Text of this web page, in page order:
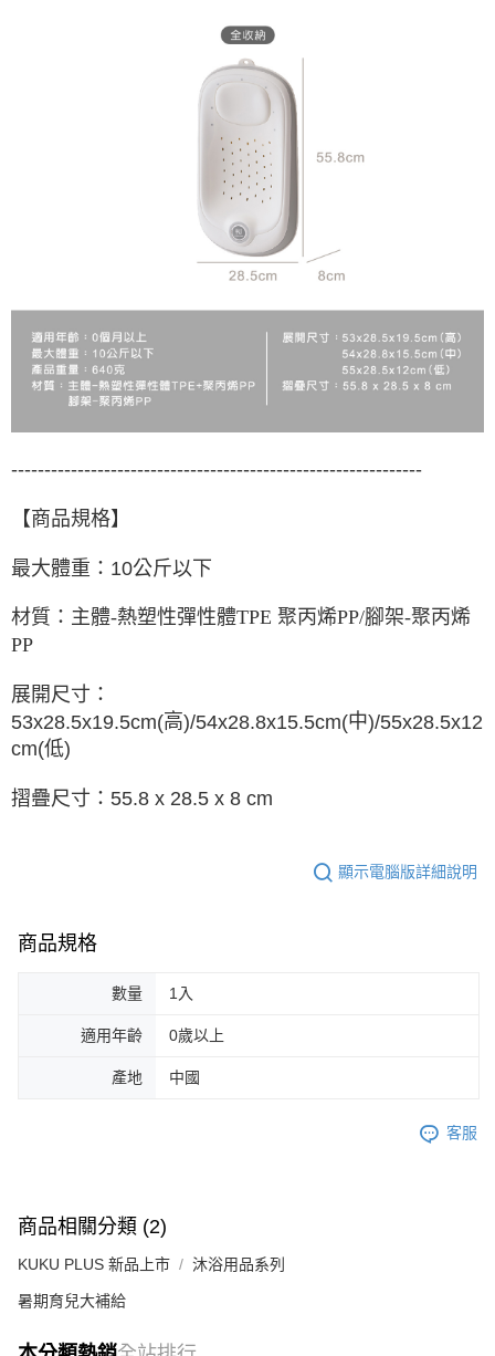
--------------------------------------------------------------
【商品規格】
最大體重： 10公斤以下
材質： 主體-熱塑性彈性體TPE 聚丙烯PP/腳架-聚丙烯
PP
展開尺寸：
53x28.5x19.5cm(高)/54x28.8x15.5cm(中)/55x28.5x12
cm(低)
摺疊尺寸： 55.8 x 28.5 x 8 cm
顯示電腦版詳細說明
商品規格
數量 1入
適用年齡 0歲以上
產地 中國
客服
商品相關分類 (2)
KUKU PLUS 新品上市 沐浴用品系列
暑期育兒大補給